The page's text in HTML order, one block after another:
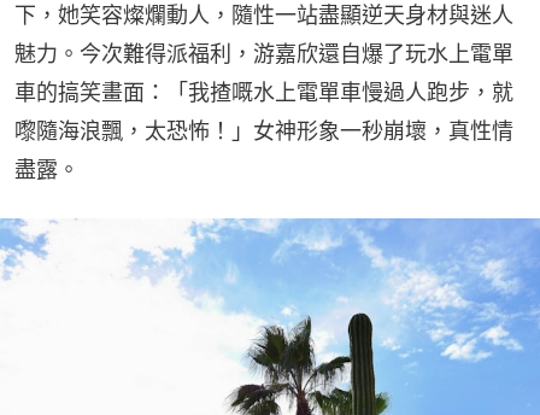
下，她笑容燦爛動人，隨性一站盡顯逆天身材與迷人
魅力。今次難得派福利，游嘉欣還自爆了玩水上電單
車的搞笑畫面：「我揸嘅水上電單車慢過人跑步，就
嚟隨海浪飄，太恐怖！」女神形象一秒崩壞，真性情
盡露。